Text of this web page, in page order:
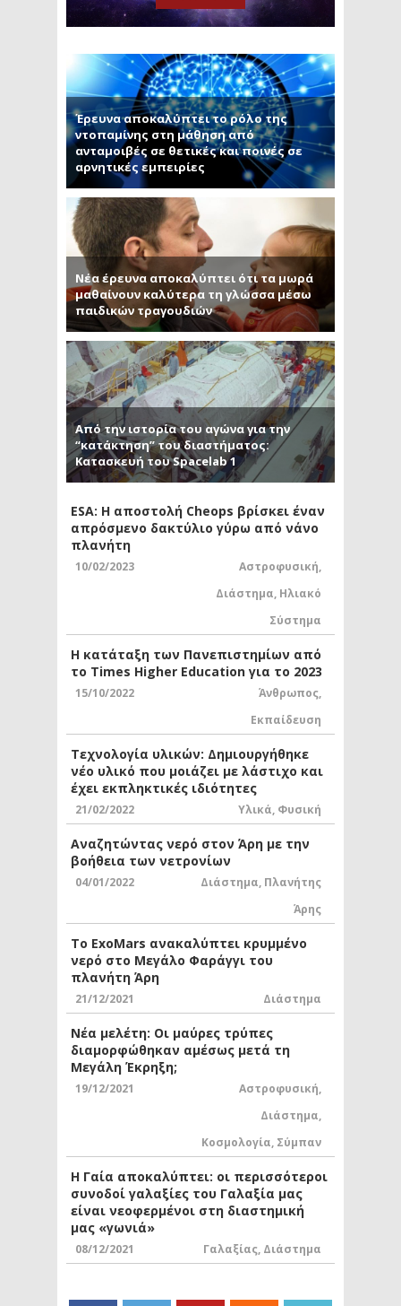
Έρευνα αποκαλύπτει το ρόλο της
ντοπαμίνης στη μάθηση από
ανταμοιβές σε θετικές και ποινές σε
αρνητικές εμπειρίες
Νέα έρευνα αποκαλύπτει ότι τα μωρά
μαθαίνουν καλύτερα τη γλώσσα μέσω
παιδικών τραγουδιών
Από την ιστορία του αγώνα για την
“κατάκτηση” του διαστήματος:
Κατασκευή του Spacelab 1
ESA: Η αποστολή Cheops βρίσκει έναν
απρόσμενο δακτύλιο γύρω από νάνο
πλανήτη
10/02/2023 Αστροφυσική,
Διάστημα, Ηλιακό
Σύστημα
Η κατάταξη των Πανεπιστημίων από
το Times Higher Education για το 2023
15/10/2022 Άνθρωπος,
Εκπαίδευση
Τεχνολογία υλικών: Δημιουργήθηκε
νέο υλικό που μοιάζει με λάστιχο και
έχει εκπληκτικές ιδιότητες
21/02/2022 Υλικά, Φυσική
Αναζητώντας νερό στον Άρη με την
βοήθεια των νετρονίων
04/01/2022 Διάστημα, Πλανήτης
Άρης
Το ExoMars ανακαλύπτει κρυμμένο
νερό στο Μεγάλο Φαράγγι του
πλανήτη Άρη
21/12/2021 Διάστημα
Νέα μελέτη: Οι μαύρες τρύπες
διαμορφώθηκαν αμέσως μετά τη
Μεγάλη Έκρηξη;
19/12/2021 Αστροφυσική,
Διάστημα,
Κοσμολογία, Σύμπαν
Η Γαία αποκαλύπτει: οι περισσότεροι
συνοδοί γαλαξίες του Γαλαξία μας
είναι νεοφερμένοι στη διαστημική
μας «γωνιά»
08/12/2021 Γαλαξίας, Διάστημα